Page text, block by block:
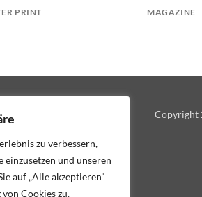
zu verbessern,
und unseren
auf „Alle akzeptieren"
Cookies zu.
PRINT MAGAZINE
Copyright